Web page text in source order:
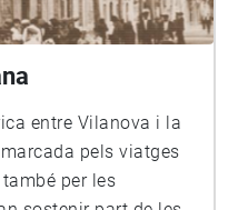
pels viatges
per les